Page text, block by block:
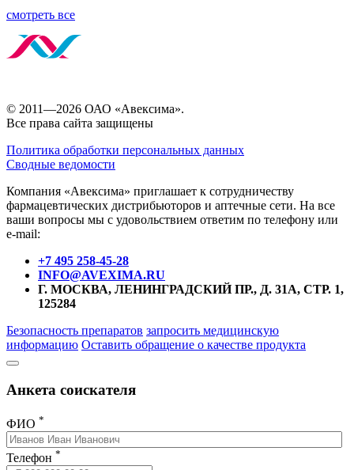
смотреть все
© 2011—2026 ОАО «Авексима».
Все права сайта защищены
Политика обработки персональных данных
Сводные ведомости
Компания «Авексима» приглашает к сотрудничеству
фармацевтических дистрибьюторов и аптечные сети. На все
ваши вопросы мы с удовольствием ответим по телефону или
e-mail:
+7 495 258-45-28
INFO@AVEXIMA.RU
Г. МОСКВА, ЛЕНИНГРАДСКИЙ ПР., Д. 31А, СТР. 1,
125284
Безопасность препаратов запросить медицинскую
информацию Оставить обращение о качестве продукта
Анкета соискателя
ФИО *
Телефон *